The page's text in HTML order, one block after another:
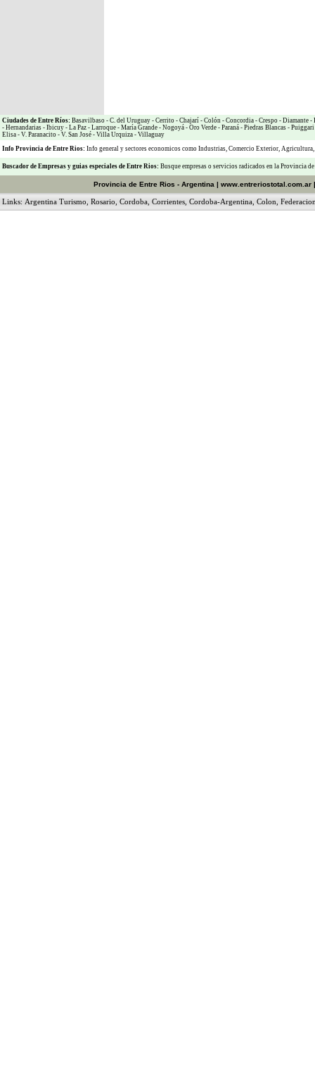
Ciudades de Entre Ríos: Basavilbaso - C. del Uruguay - Cerrito - Chajarí - Colón - Concordia - Crespo - Diamante -
- Hernandarias - Ibicuy - La Paz - Larroque - María Grande - Nogoyá - Oro Verde - Paraná - Piedras Blancas - Puiggari
Elisa - V. Paranacito - V. San José - Villa Urquiza - Villaguay
Info Provincia de Entre Rios: Info general y sectores economicos como Industrias, Comercio Exterior, Agricultura,
Buscador de Empresas y guias especiales de Entre Rios: Busque empresas o servicios radicados en la Provincia
Provincia de Entre Rios - Argentina | www.entreriostotal.com.ar
Links: Argentina Turismo Rosario Cordoba Corrientes Cordoba-Argentina Colon